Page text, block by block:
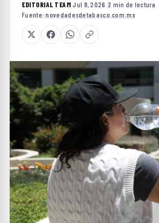
EDITORIAL TEAM·Jul 8, 2026 ·2 min de lectura ·
Fuente:novedadesdetabasco.com.mx